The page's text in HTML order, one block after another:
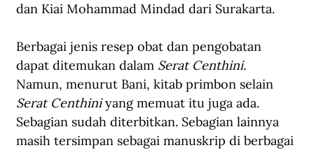
dan Kiai Mohammad Mindad dari Surakarta.
Berbagai jenis resep obat dan pengobatan
dapat ditemukan dalam Serat Centhini.
Namun, menurut Bani, kitab primbon selain
Serat Centhini yang memuat itu juga ada.
Sebagian sudah diterbitkan. Sebagian lainnya
masih tersimpan sebagai manuskrip di berbagai